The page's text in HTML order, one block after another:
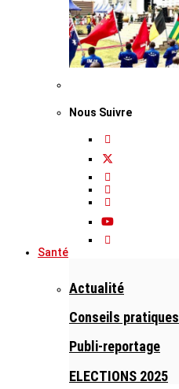
Nous Suivre
Santé
Actualité
Conseils pratiques
Publi-reportage
ELECTIONS 2025